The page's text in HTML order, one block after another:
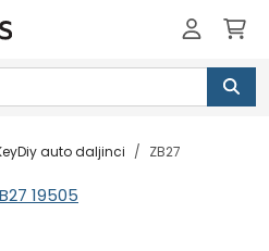
auto daljinci ZB27